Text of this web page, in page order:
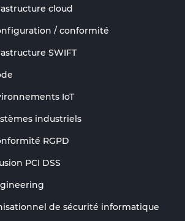
cloud
/ conformité
SWIFT
IoT
industriels
RGPD
PCI DSS
de sécurité informatique